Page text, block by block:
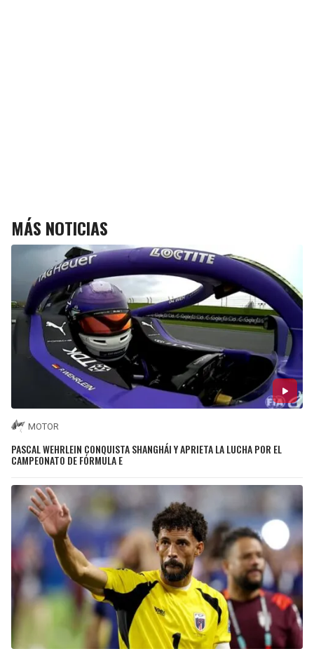
MÁS NOTICIAS
MOTOR
PASCAL WEHRLEIN CONQUISTA SHANGHÁI Y APRIETA LA LUCHA POR EL
CAMPEONATO DE FÓRMULA E